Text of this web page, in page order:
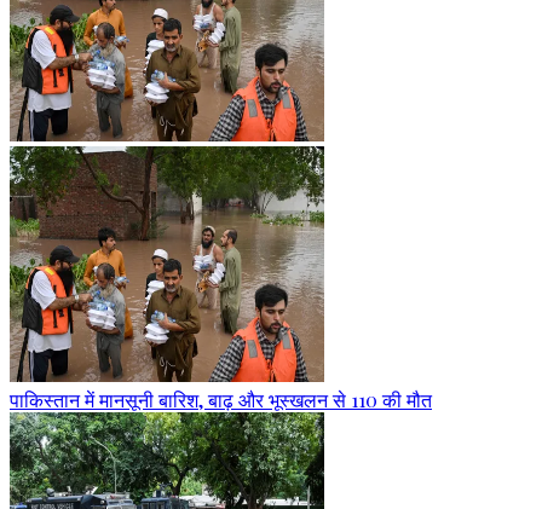
पाकिस्तान में मानसूनी बारिश, बाढ़ और भूस्खलन से 110 की मौत